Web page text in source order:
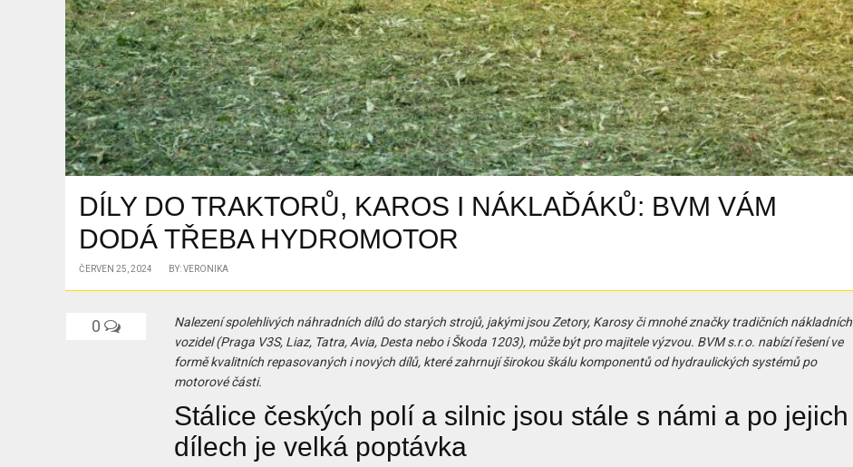
DÍLY DO TRAKTORŮ, KAROS I NÁKLAĎÁKŮ: BVM VÁM
DODÁ TŘEBA HYDROMOTOR
ČERVEN 25, 2024 BY: VERONIKA
0
Nalezení spolehlivých náhradních dílů do starých strojů, jakými jsou Zetory, Karosy či mnohé značky tradičních nákladních
vozidel (Praga V3S, Liaz, Tatra, Avia, Desta nebo i Škoda 1203), může být pro majitele výzvou. BVM s.r.o. nabízí řešení ve
formě kvalitních repasovaných i nových dílů, které zahrnují širokou škálu komponentů od hydraulických systémů po
motorové části.
Stálice českých polí a silnic jsou stále s námi a po jejich
dílech je velká poptávka